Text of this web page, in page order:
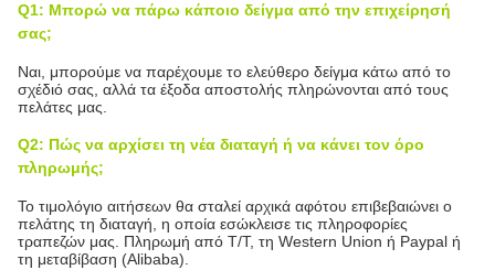
Q1: Μπορώ να πάρω κάποιο δείγμα από την επιχείρησή
σας;
Ναι, μπορούμε να παρέχουμε το ελεύθερο δείγμα κάτω από το
σχέδιό σας, αλλά τα έξοδα αποστολής πληρώνονται από τους
πελάτες μας.
Q2: Πώς να αρχίσει τη νέα διαταγή ή να κάνει τον όρο
πληρωμής;
Το τιμολόγιο αιτήσεων θα σταλεί αρχικά αφότου επιβεβαιώνει ο
πελάτης τη διαταγή, η οποία εσώκλεισε τις πληροφορίες
τραπεζών μας. Πληρωμή από T/T, τη Western Union ή Paypal ή
τη μεταβίβαση (Alibaba).